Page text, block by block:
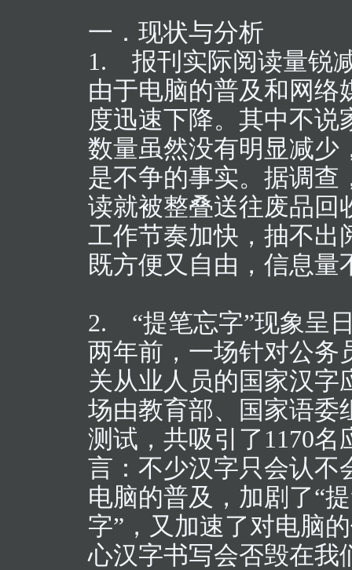
一．现状与分析
1. 报刊实际阅读量锐
由于电脑的普及和网络
度迅速下降。其中不说
数量虽然没有明显减少
是不争的事实。据调查
读就被整叠送往废品回
工作节奏加快，抽不出
既方便又自由，信息量
2. “提笔忘字”现象呈
两年前，一场针对公务
关从业人员的国家汉字
场由教育部、国家语委
测试，共吸引了1170
言：不少汉字只会认不
电脑的普及，加剧了“
字”，又加速了对电脑
心汉字书写会否毁在我